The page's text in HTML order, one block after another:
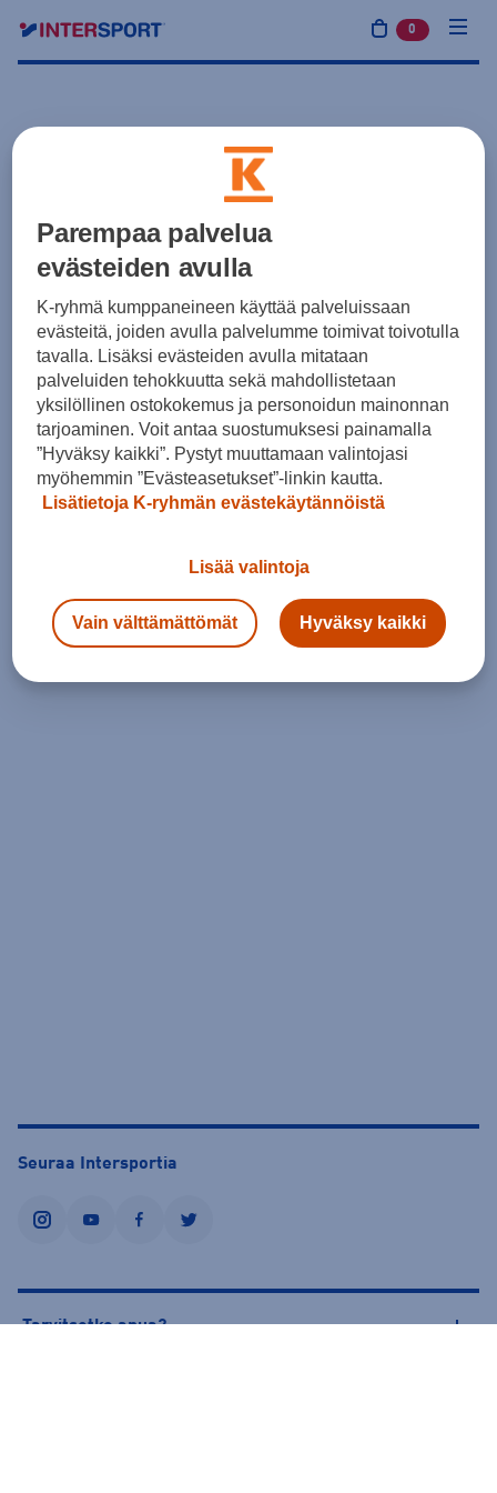
0 tuotetta
Seuraa Intersportia
instagramyoutubefacebooktwitter
Tarvitsetko apua?
Parempaa palvelua
evästeiden avulla
K-ryhmä kumppaneineen käyttää palveluissaan
evästeitä, joiden avulla palvelumme toimivat toivotulla
tavalla. Lisäksi evästeiden avulla mitataan
palveluiden tehokkuutta sekä mahdollistetaan
yksilöllinen ostokokemus ja personoidun mainonnan
tarjoaminen. Voit antaa suostumuksesi painamalla
”Hyväksy kaikki”. Pystyt muuttamaan valintojasi
myöhemmin ”Evästeasetukset”-linkin kautta.
Lisätietoja K-ryhmän evästekäytännöistä
Lisää valintoja
Vain välttämättömät Hyväksy kaikki